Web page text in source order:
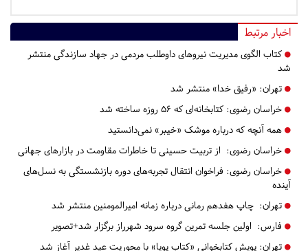
اخبار مرتبط
کتاب الگوی مدیریت نیروهای داوطلب مردمی در جهاد سازندگی منتشر
شد
تهران: «رفیق خدا» منتشر شد
خراسان رضوی: کتابخانه‌ای که ۵۶ روزه ساخته شد
همه آنچه که درباره موشک «خیبر» نمی‌دانستید
خراسان رضوی: از تربیت حسینی تا خاطرات مقاومت در بازارهای جهانی
خراسان رضوی: فراخوان انتقال تجربه‌های دوره بازنشستگی به نسل‌های
آینده
تهران: چاپ هفدهم رمانی درباره زمانه امیرالمومنین منتشر شد
فارس: اولین جلسه تمرین گروه سرود شهرراز برگزار شد+تصویر
تهران: پویش کتابخوانی «کتاب پویا» با محوریت عید غدیر آغاز شد